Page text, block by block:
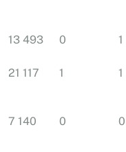
13 493 0 1
21 117 1 1
7 140 0 0